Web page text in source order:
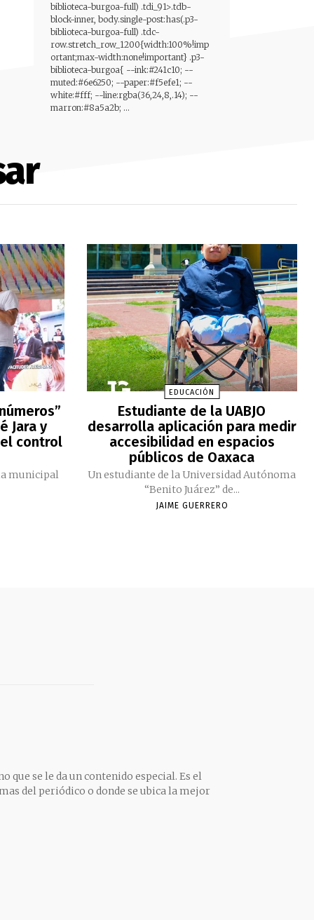
biblioteca-burgoa-full) .tdi_91>.tdb-
block-inner, body.single-post:has(.p3-
biblioteca-burgoa-full) .tdc-
row.stretch_row_1200{width:100%!imp
ortant;max-width:none!important} .p3-
biblioteca-burgoa{ --ink:#241c10; --
muted:#6e6250; --paper:#f5efe1; --
white:#fff; --line:rgba(36,24,8,.14); --
marron:#8a5a2b; ...
Jara y
control
municipal
EDUCACIÓN
Estudiante de la UABJO
desarrolla aplicación para medir
accesibilidad en espacios
públicos de Oaxaca
Un estudiante de la Universidad Autónoma
“Benito Juárez” de...
JAIME GUERRERO
que se le da un contenido especial. Es el
del periódico o donde se ubica la mejor